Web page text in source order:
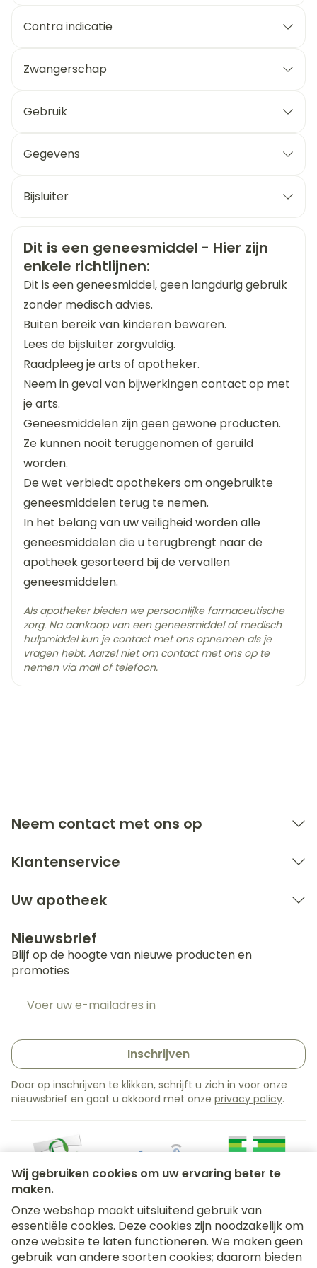
Wij gebruiken cookies om uw ervaring beter te
maken.
Onze webshop maakt uitsluitend gebruik van
essentiële cookies. Deze cookies zijn noodzakelijk om
onze website te laten functioneren. We maken geen
gebruik van andere soorten cookies; daarom bieden
Contra indicatie
Zwangerschap
Gebruik
Gegevens
Merken Eurogenerics (EG)
Lengte 87 mm
Diepte 67 mm
Hoeveelheid
Verpakking
100
Actieve
Ingrediënten
cinnarizine
Behoud
Kamertemperatuur (15°C -
25°C)
Bijsluiter
Veiligheidsinformatie
Dit is een geneesmiddel - Hier zijn
enkele richtlijnen:
Dit is een geneesmiddel, geen langdurig gebruik
zonder medisch advies.
Buiten bereik van kinderen bewaren.
Lees de bijsluiter zorgvuldig.
Raadpleeg je arts of apotheker.
Neem in geval van bijwerkingen contact op met
je arts.
Geneesmiddelen zijn geen gewone producten.
Ze kunnen nooit teruggenomen of geruild
worden.
De wet verbiedt apothekers om ongebruikte
geneesmiddelen terug te nemen.
In het belang van uw veiligheid worden alle
geneesmiddelen die u terugbrengt naar de
apotheek gesorteerd bij de vervallen
geneesmiddelen.
Als apotheker bieden we persoonlijke farmaceutische
zorg. Na aankoop van een geneesmiddel of medisch
hulpmiddel kun je contact met ons opnemen als je
vragen hebt. Aarzel niet om contact met ons op te
nemen via mail of telefoon.
Neem contact met ons op
Klantenservice
Uw apotheek
Nieuwsbrief
Blijf op de hoogte van nieuwe producten en
promoties
Inschrijven
Door op inschrijven te klikken, schrijft u zich in voor onze
nieuwsbrief en gaat u akkoord met onze privacy policy.
Juridische links